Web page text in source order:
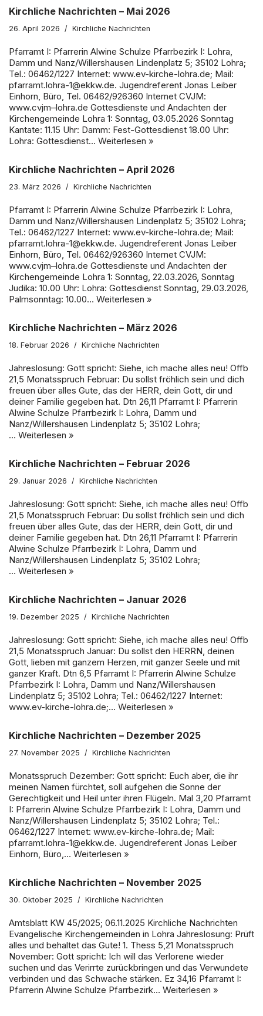
Kirchliche Nachrichten – Mai 2026
26. April 2026 Kirchliche Nachrichten
Pfarramt I: Pfarrerin Alwine Schulze Pfarrbezirk I: Lohra,
Damm und Nanz/Willershausen Lindenplatz 5; 35102 Lohra;
Tel.: 06462/1227 Internet: www.ev-kirche-lohra.de; Mail:
pfarramt.lohra-1@ekkw.de. Jugendreferent Jonas Leiber
Einhorn, Büro, Tel. 06462/926360 Internet CVJM:
www.cvjm–lohra.de Gottesdienste und Andachten der
Kirchengemeinde Lohra 1: Sonntag, 03.05.2026 Sonntag
Kantate: 11.15 Uhr: Damm: Fest-Gottesdienst 18.00 Uhr:
Lohra: Gottesdienst… Weiterlesen »
Kirchliche Nachrichten – April 2026
23. März 2026 Kirchliche Nachrichten
Pfarramt I: Pfarrerin Alwine Schulze Pfarrbezirk I: Lohra,
Damm und Nanz/Willershausen Lindenplatz 5; 35102 Lohra;
Tel.: 06462/1227 Internet: www.ev-kirche-lohra.de; Mail:
pfarramt.lohra-1@ekkw.de. Jugendreferent Jonas Leiber
Einhorn, Büro, Tel. 06462/926360 Internet CVJM:
www.cvjm–lohra.de Gottesdienste und Andachten der
Kirchengemeinde Lohra 1: Sonntag, 22.03.2026, Sonntag
Judika: 10.00 Uhr: Lohra: Gottesdienst Sonntag, 29.03.2026,
Palmsonntag: 10.00… Weiterlesen »
Kirchliche Nachrichten – März 2026
18. Februar 2026 Kirchliche Nachrichten
Jahreslosung: Gott spricht: Siehe, ich mache alles neu! Offb
21,5 Monatsspruch Februar: Du sollst fröhlich sein und dich
freuen über alles Gute, das der HERR, dein Gott, dir und
deiner Familie gegeben hat. Dtn 26,11 Pfarramt I: Pfarrerin
Alwine Schulze Pfarrbezirk I: Lohra, Damm und
Nanz/Willershausen Lindenplatz 5; 35102 Lohra;
… Weiterlesen »
Kirchliche Nachrichten – Februar 2026
29. Januar 2026 Kirchliche Nachrichten
Jahreslosung: Gott spricht: Siehe, ich mache alles neu! Offb
21,5 Monatsspruch Februar: Du sollst fröhlich sein und dich
freuen über alles Gute, das der HERR, dein Gott, dir und
deiner Familie gegeben hat. Dtn 26,11 Pfarramt I: Pfarrerin
Alwine Schulze Pfarrbezirk I: Lohra, Damm und
Nanz/Willershausen Lindenplatz 5; 35102 Lohra;
… Weiterlesen »
Kirchliche Nachrichten – Januar 2026
19. Dezember 2025 Kirchliche Nachrichten
Jahreslosung: Gott spricht: Siehe, ich mache alles neu! Offb
21,5 Monatsspruch Januar: Du sollst den HERRN, deinen
Gott, lieben mit ganzem Herzen, mit ganzer Seele und mit
ganzer Kraft. Dtn 6,5 Pfarramt I: Pfarrerin Alwine Schulze
Pfarrbezirk I: Lohra, Damm und Nanz/Willershausen
Lindenplatz 5; 35102 Lohra; Tel.: 06462/1227 Internet:
www.ev-kirche-lohra.de;… Weiterlesen »
Kirchliche Nachrichten – Dezember 2025
27. November 2025 Kirchliche Nachrichten
Monatsspruch Dezember: Gott spricht: Euch aber, die ihr
meinen Namen fürchtet, soll aufgehen die Sonne der
Gerechtigkeit und Heil unter ihren Flügeln. Mal 3,20 Pfarramt
I: Pfarrerin Alwine Schulze Pfarrbezirk I: Lohra, Damm und
Nanz/Willershausen Lindenplatz 5; 35102 Lohra; Tel.:
06462/1227 Internet: www.ev-kirche-lohra.de; Mail:
pfarramt.lohra-1@ekkw.de. Jugendreferent Jonas Leiber
Einhorn, Büro,… Weiterlesen »
Kirchliche Nachrichten – November 2025
30. Oktober 2025 Kirchliche Nachrichten
Amtsblatt KW 45/2025; 06.11.2025 Kirchliche Nachrichten
Evangelische Kirchengemeinden in Lohra Jahreslosung: Prüft
alles und behaltet das Gute! 1. Thess 5,21 Monatsspruch
November: Gott spricht: Ich will das Verlorene wieder
suchen und das Verirrte zurückbringen und das Verwundete
verbinden und das Schwache stärken. Ez 34,16 Pfarramt I:
Pfarrerin Alwine Schulze Pfarrbezirk… Weiterlesen »